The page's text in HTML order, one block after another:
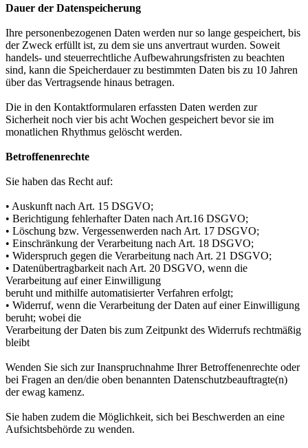
Dauer der Datenspeicherung
Ihre personenbezogenen Daten werden nur so lange gespeichert, bis
der Zweck erfüllt ist, zu dem sie uns anvertraut wurden. Soweit
handels- und steuerrechtliche Aufbewahrungsfristen zu beachten
sind, kann die Speicherdauer zu bestimmten Daten bis zu 10 Jahren
über das Vertragsende hinaus betragen.
Die in den Kontaktformularen erfassten Daten werden zur
Sicherheit noch vier bis acht Wochen gespeichert bevor sie im
monatlichen Rhythmus gelöscht werden.
Betroffenenrechte
Sie haben das Recht auf:
• Auskunft nach Art. 15 DSGVO;
• Berichtigung fehlerhafter Daten nach Art.16 DSGVO;
• Löschung bzw. Vergessenwerden nach Art. 17 DSGVO;
• Einschränkung der Verarbeitung nach Art. 18 DSGVO;
• Widerspruch gegen die Verarbeitung nach Art. 21 DSGVO;
• Datenübertragbarkeit nach Art. 20 DSGVO, wenn die
Verarbeitung auf einer Einwilligung
beruht und mithilfe automatisierter Verfahren erfolgt;
• Widerruf, wenn die Verarbeitung der Daten auf einer Einwilligung
beruht; wobei die
Verarbeitung der Daten bis zum Zeitpunkt des Widerrufs rechtmäßig
bleibt
Wenden Sie sich zur Inanspruchnahme Ihrer Betroffenenrechte oder
bei Fragen an den/die oben benannten Datenschutzbeauftragte(n)
der ewag kamenz.
Sie haben zudem die Möglichkeit, sich bei Beschwerden an eine
Aufsichtsbehörde zu wenden.